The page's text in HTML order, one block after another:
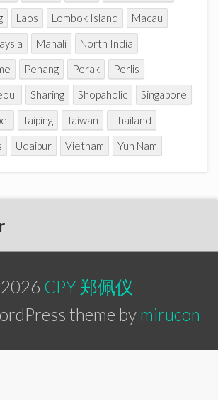
Laos Lombok Island
Macau
Manali
North India
Penang Perak
Perlis
Sharing Shopaholic
Singapore
Taiping Taiwan
Thailand
Udaipur Vietnam Yun Nam
CPY 郑佩仪
theme by mirucon